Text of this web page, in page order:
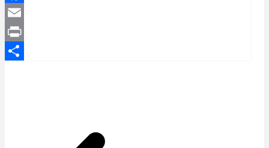
Facebook
Email
Print